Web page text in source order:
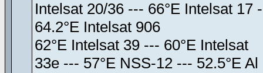
Intelsat 20/36 --- 66°E Intelsat 17
64.2°E Intelsat 906
62°E Intelsat 39 --- 60°E Intelsat
33e --- 57°E NSS-12 --- 52.5°E Al